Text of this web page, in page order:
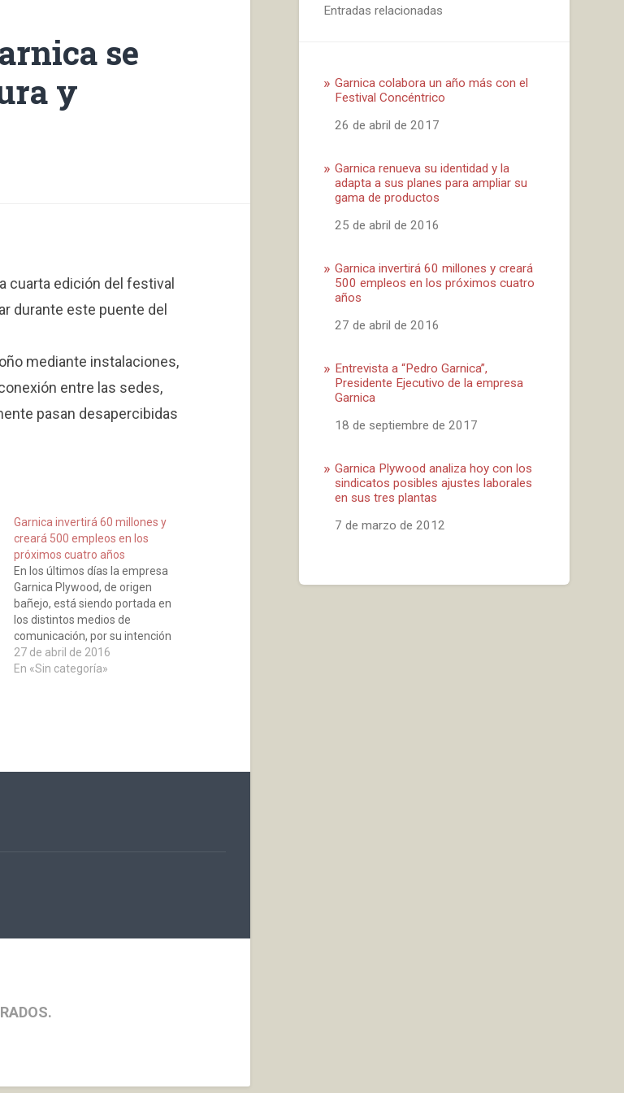
se
y
cuarta edición del festival
durante este puente del
mediante instalaciones,
entre las sedes,
pasan desapercibidas
Garnica invertirá 60 millones y
creará 500 empleos en los
próximos cuatro años
En los últimos días la empresa
Garnica Plywood, de origen
bañejo, está siendo portada en
los distintos medios de
comunicación, por su intención
de invertir sesenta millones de
euros y la creación de más de
27 de abril de 2016
En «Sin categoría»
Entradas relacionadas
Garnica colabora un año más con el
Festival Concéntrico
Fecha
26 de abril de 2017
Garnica renueva su identidad y la
adapta a sus planes para ampliar su
gama de productos
Fecha
25 de abril de 2016
Garnica invertirá 60 millones y creará
500 empleos en los próximos cuatro
años
Fecha
27 de abril de 2016
Entrevista a “Pedro Garnica”,
Presidente Ejecutivo de la empresa
Garnica
Fecha
18 de septiembre de 2017
Garnica Plywood analiza hoy con los
sindicatos posibles ajustes laborales
en sus tres plantas
Fecha
7 de marzo de 2012